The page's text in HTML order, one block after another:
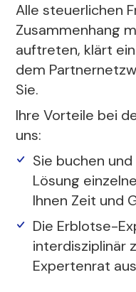
Alle steuerlichen
Zusammenhang
auftreten, klärt
dem
Sie.
Ihre Vorteile bei
uns:
Sie buchen
Lösung
Ihnen Zeit und
Die Erblotse-
interdisziplinär
Expertenrat